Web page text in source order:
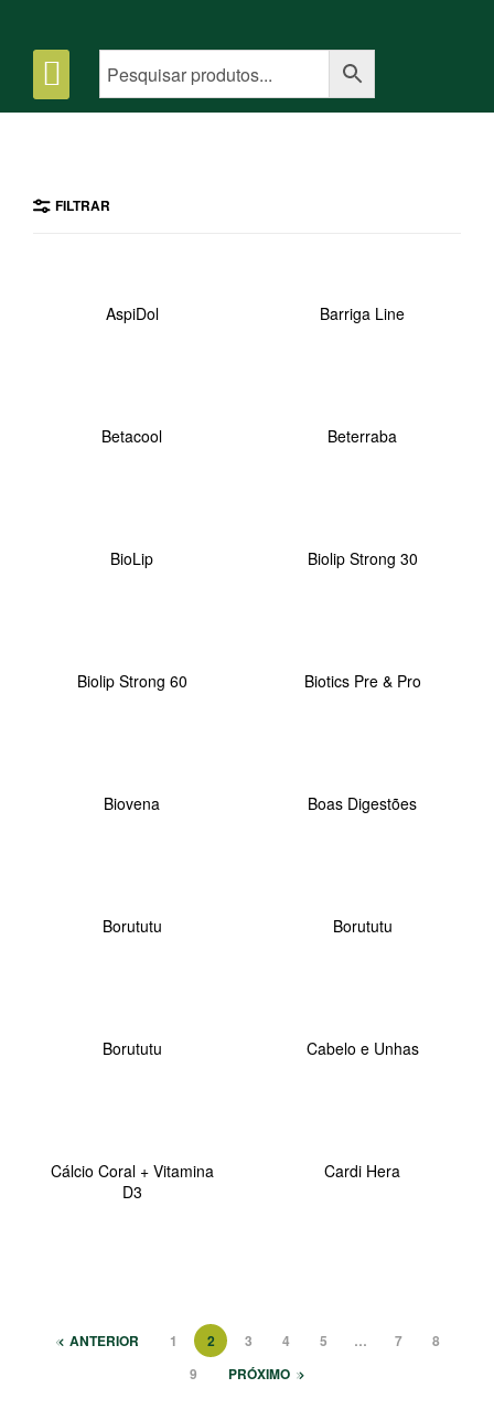
FILTRAR
AspiDol Barriga Line
Betacool Beterraba
BioLip Biolip Strong 30
Biolip Strong 60 Biotics Pre & Pro
Biovena Boas Digestões
Borututu Borututu
Borututu Cabelo e Unhas
Cálcio Coral + Vitamina
D3
Cardi Hera
ANTERIOR 1 2 3 4 5 … 7
8
9
PRÓXIMO